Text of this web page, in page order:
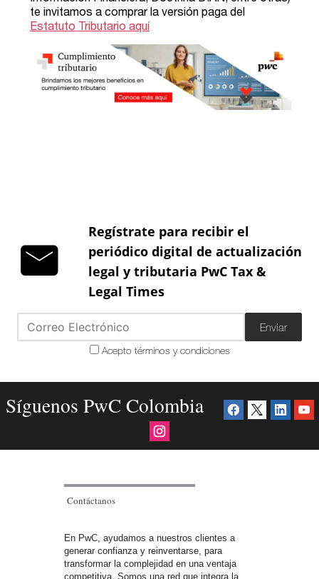
Regístrate para recibir el
periódico digital de actualización
legal y tributaria PwC Tax &
Legal Times
Enviar
Acepto términos y condiciones
Síguenos PwC Colombia
Contáctanos
En PwC, ayudamos a nuestros clientes a
generar confianza y reinventarse, para
transformar la complejidad en una ventaja
competitiva. Somos una red que integra la